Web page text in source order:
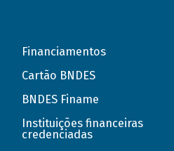
Financiamentos
Cartão BNDES
BNDES Finame
Instituições financeiras
credenciadas